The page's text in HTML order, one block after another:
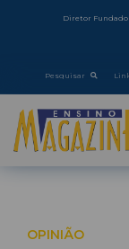
Diretor
Pesquisar
OPINIÃO